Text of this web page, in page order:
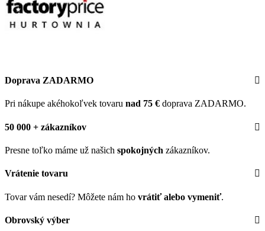
Doprava ZADARMO
Pri nákupe akéhokoľvek tovaru nad 75 € doprava ZADARMO.
50 000 + zákazníkov
Presne toľko máme už našich spokojných zákazníkov.
Vrátenie tovaru
Tovar vám nesedí? Môžete nám ho vrátiť alebo vymeniť.
Obrovský výber